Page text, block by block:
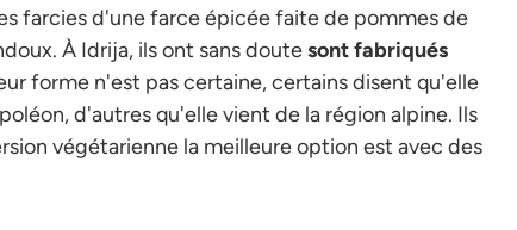
farcies d'une farce épicée faite de pommes de
À Idrija, ils ont sans doutesont fabriqués
forme n'est pas certaine, certains disent qu'elle
d'autres qu'elle vient de la région alpine. Ils
végétarienne la meilleure option est avec des